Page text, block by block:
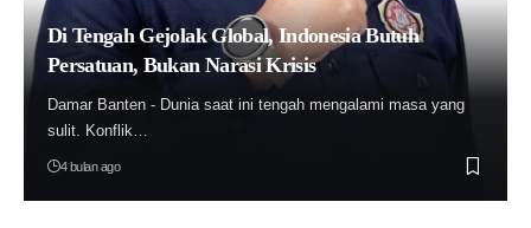
Di Tengah Gejolak Global, Indonesia Butuh
Persatuan, Bukan Narasi Krisis
Damar Banten - Dunia saat ini tengah mengalami masa yang
sulit. Konflik…
4 bulan ago